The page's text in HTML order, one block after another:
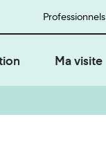
Professionnels
Ma visite